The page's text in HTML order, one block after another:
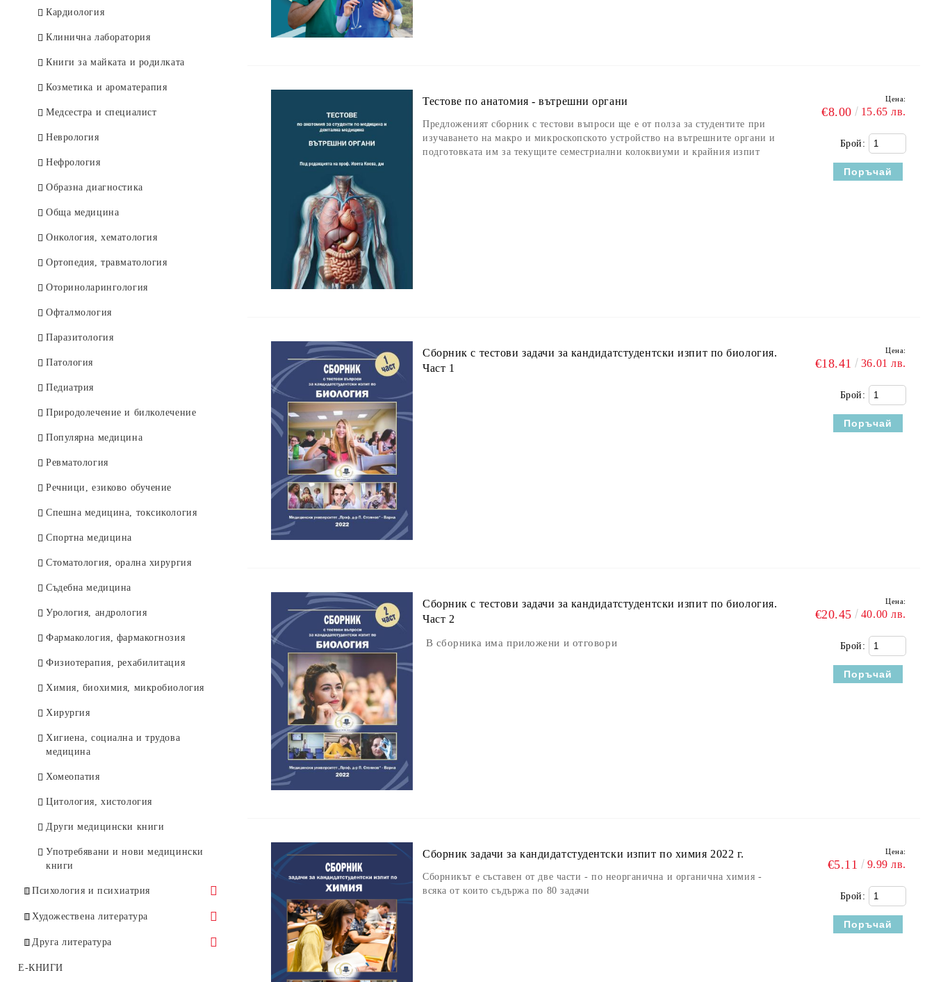
Кардиология
Клинична лаборатория
Книги за майката и родилката
Козметика и ароматерапия
Медсестра и специалист
Неврология
Нефрология
Образна диагностика
Обща медицина
Онкология, хематология
Ортопедия, травматология
Оториноларингология
Офталмология
Паразитология
Патология
Педиатрия
Природолечение и билколечение
Популярна медицина
Ревматология
Речници, езиково обучение
Спешна медицина, токсикология
Спортна медицина
Стоматология, орална хирургия
Съдебна медицина
Урология, андрология
Фармакология, фармакогнозия
Физиотерапия, рехабилитация
Химия, биохимия, микробиология
Хирургия
Хигиена, социална и трудова
медицина
Хомеопатия
Цитология, хистология
Други медицински книги
Употребявани и нови медицински
книги
Психология и психиатрия
Аналитична психология
Аутизъм
Гещалт психология
Художествена литература
Бестселъри
Класическа проза
Друга литература
Политика и история
E-КНИГИ
Тестове по анатомия - вътрешни органи
Предложеният сборник с тестови въпроси ще е от полза за студентите при
изучаването на макро и микроскопското устройство на вътрешните органи и
подготовката им за текущите семестриални колоквиуми и крайния изпит
Цена:
€8.00 15.65 лв.
Брой:
Сборник с тестови задачи за кандидатстудентски изпит по биология.
Част 1
Цена:
€18.41 36.01 лв.
Брой:
Сборник с тестови задачи за кандидатстудентски изпит по биология.
Част 2
В сборника има приложени и отговори
Цена:
€20.45 40.00 лв.
Брой:
Сборник задачи за кандидатстудентски изпит по химия 2022 г.
Сборникът е съставен от две части - по неорганична и органична химия -
всяка от които съдържа по 80 задачи
Цена:
€5.11 9.99 лв.
Брой: